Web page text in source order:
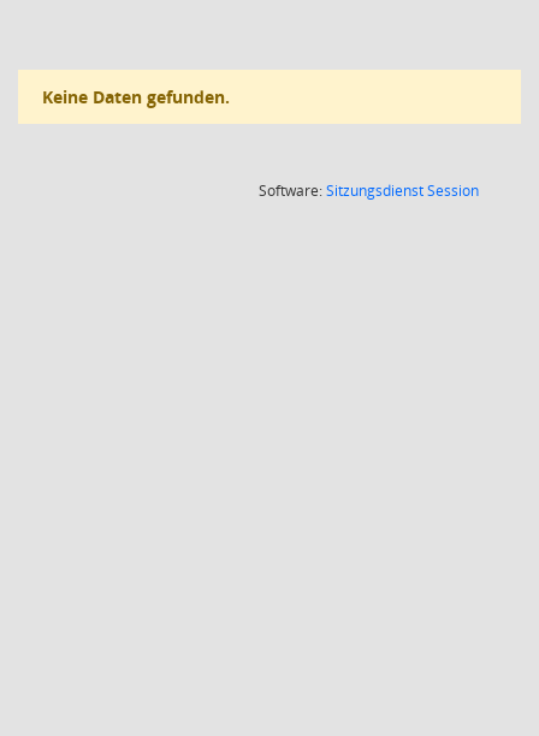
Keine Daten gefunden.
Software:SitzungsdienstSession(Wird in